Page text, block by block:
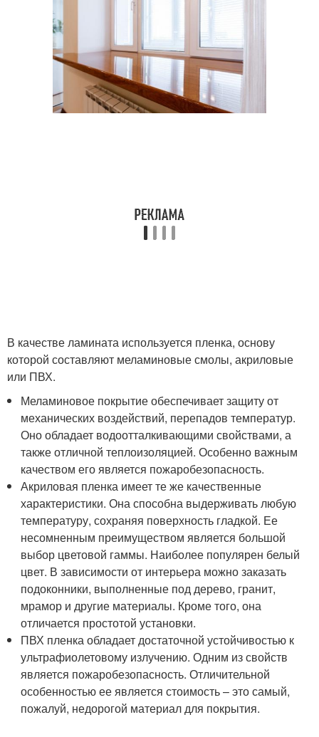
В качестве ламината используется пленка, основу
которой составляют меламиновые смолы, акриловые
или ПВХ.
Меламиновое покрытие обеспечивает защиту от
механических воздействий, перепадов температур.
Оно обладает водоотталкивающими свойствами, а
также отличной теплоизоляцией. Особенно важным
качеством его является пожаробезопасность.
Акриловая пленка имеет те же качественные
характеристики. Она способна выдерживать любую
температуру, сохраняя поверхность гладкой. Ее
несомненным преимуществом является большой
выбор цветовой гаммы. Наиболее популярен белый
цвет. В зависимости от интерьера можно заказать
подоконники, выполненные под дерево, гранит,
мрамор и другие материалы. Кроме того, она
отличается простотой установки.
ПВХ пленка обладает достаточной устойчивостью к
ультрафиолетовому излучению. Одним из свойств
является пожаробезопасность. Отличительной
особенностью ее является стоимость – это самый,
пожалуй, недорогой материал для покрытия.